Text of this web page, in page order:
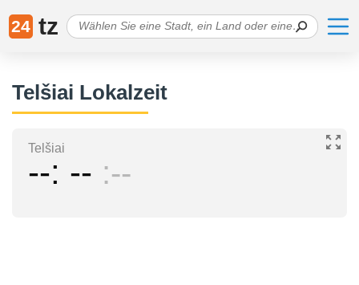
24 tz
Telšiai Lokalzeit
Telšiai
-- -- --